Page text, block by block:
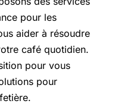
pour les
aider à résoudre
café quotidien.
pour vous
pour